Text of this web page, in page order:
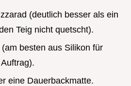
(deutlich besser als ein
Teig nicht quetscht).
besten aus Silikon für
eine Dauerbackmatte.